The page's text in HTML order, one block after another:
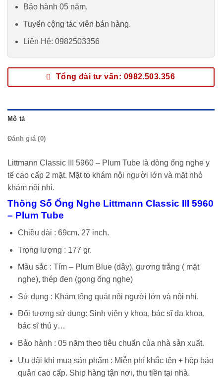
Bảo hành 05 năm.
Tuyển cộng tác viên bán hàng.
Liên Hệ: 0982503356
Tổng đài tư vấn: 0982.503.356
Mô tả
Đánh giá (0)
Littmann Classic III 5960 – Plum Tube là dòng ống nghe y
tế cao cấp 2 mặt. Mặt to khám nội người lớn và mặt nhỏ
khám nội nhi.
Thông Số Ống Nghe Littmann Classic III 5960
– Plum Tube
Chiều dài : 69cm. 27 inch.
Trọng lượng : 177 gr.
Màu sắc : Tím – Plum Blue (dây), gương trắng ( mặt
nghe), thép đen (gọng ống nghe)
Sử dụng : Khám tổng quát nội người lớn và nội nhi.
Đối tượng sử dụng: Sinh viện y khoa, bác sĩ đa khoa,
bác sĩ thú y…
Bảo hành : 05 năm theo tiêu chuẩn của nhà sản xuất.
Ưu đãi khi mua sản phẩm : Miễn phí khắc tên + hộp bảo
quản cao cấp. Ship hàng tận nơi, thu tiền tại nhà.